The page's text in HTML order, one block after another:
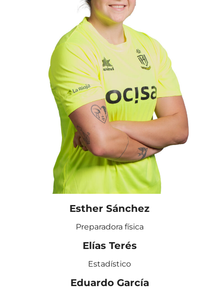
Esther Sánchez
Preparadora física
Elías Terés
Estadístico
Eduardo García